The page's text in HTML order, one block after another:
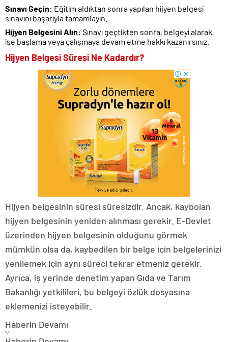
Sınavı Geçin: Eğitim aldıktan sonra yapılan hijyen belgesi
sınavını başarıyla tamamlayın.
Hijyen Belgesini Alın: Sınavı geçtikten sonra, belgeyi alarak
işe başlama veya çalışmaya devam etme hakkı kazanırsınız.
Hijyen Belgesi Süresi Ne Kadardır?
Hijyen belgesinin süresi süresizdir. Ancak, kaybolan
hijyen belgesinin yeniden alınması gerekir. E-Devlet
üzerinden hijyen belgesinin olduğunu görmek
mümkün olsa da, kaybedilen bir belge için belgelerinizi
yenilemek için aynı süreci tekrar etmeniz gerekir.
Ayrıca, iş yerinde denetim yapan Gıda ve Tarım
Bakanlığı yetkilileri, bu belgeyi özlük dosyasına
eklemenizi isteyebilir.
Haberin Devamı